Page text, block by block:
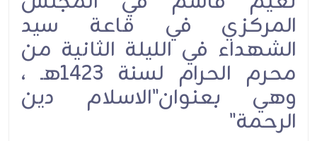
المركزي في قاعة سيد
الشهداء في الليلة الثانية من
محرم الحرام لسنة 1423هـ ،
وهي بعنوان"الاسلام دين
الرحمة"